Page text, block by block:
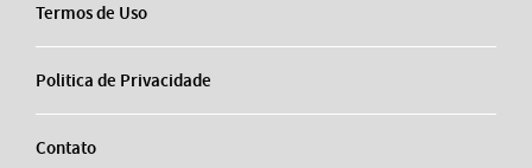
Termos de Uso
Politica de Privacidade
Contato